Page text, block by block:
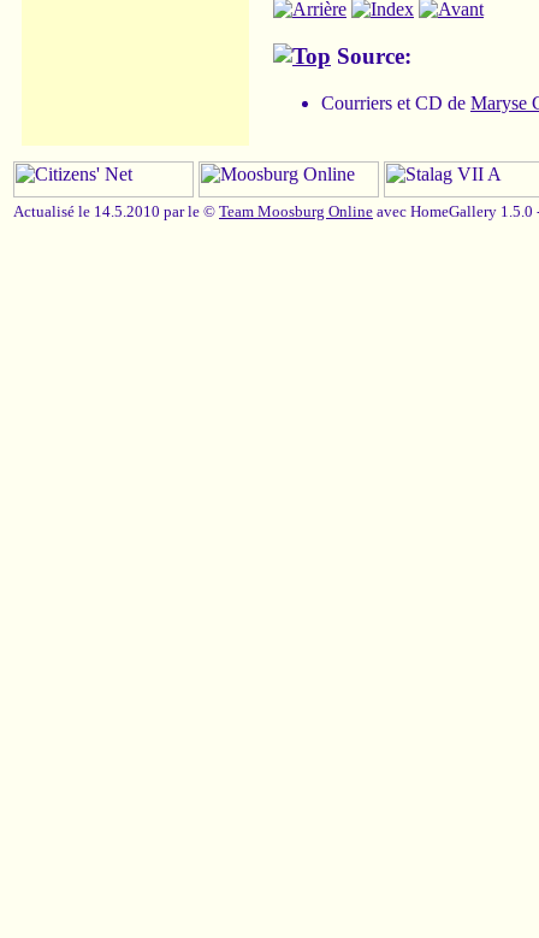
Source:
Courriers et CD de Maryse
Actualisé le 14.5.2010 par le © Team Moosburg Online avec HomeGallery 1.5.0